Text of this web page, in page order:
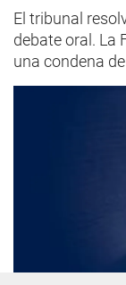
El tribunal
debate oral. La
una condena